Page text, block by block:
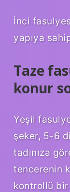
İnci
yapıya
Taze
konur
Yeşil
şeker, 5-6
tadınıza
tencerenin
kontrollü